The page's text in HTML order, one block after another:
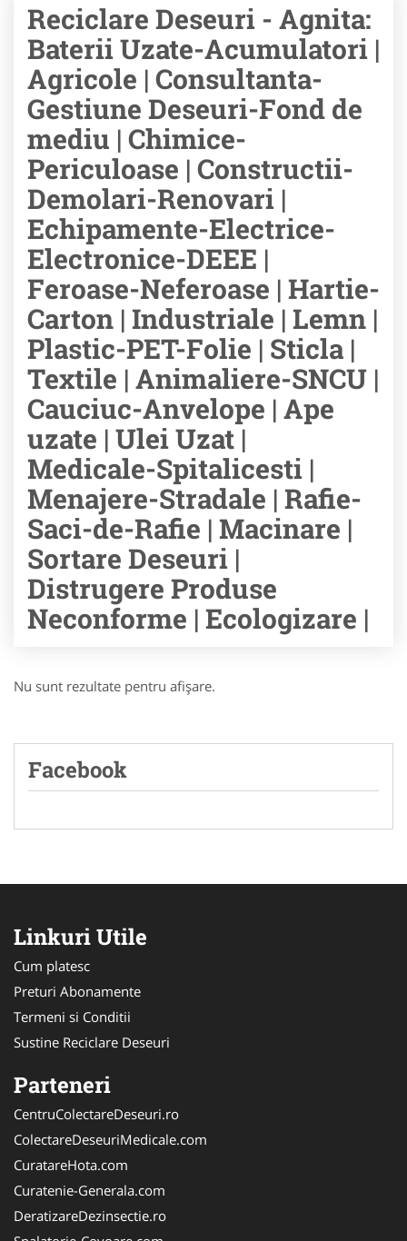
Reciclare Deseuri - Agnita:
Baterii Uzate-Acumulatori |
Agricole | Consultanta-
Gestiune Deseuri-Fond de
mediu | Chimice-
Periculoase | Constructii-
Demolari-Renovari |
Echipamente-Electrice-
Electronice-DEEE |
Feroase-Neferoase | Hartie-
Carton | Industriale | Lemn |
Plastic-PET-Folie | Sticla |
Textile | Animaliere-SNCU |
Cauciuc-Anvelope | Ape
uzate | Ulei Uzat |
Medicale-Spitalicesti |
Menajere-Stradale | Rafie-
Saci-de-Rafie | Macinare |
Sortare Deseuri |
Distrugere Produse
Neconforme | Ecologizare |
Nu sunt rezultate pentru afişare.
Facebook
Linkuri Utile
Cum platesc
Preturi Abonamente
Termeni si Conditii
Sustine Reciclare Deseuri
Parteneri
CentruColectareDeseuri.ro
ColectareDeseuriMedicale.com
CuratareHota.com
Curatenie-Generala.com
DeratizareDezinsectie.ro